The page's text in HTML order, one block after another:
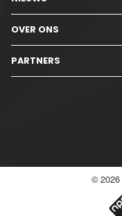
OVER ONS
PARTNERS
© 2026